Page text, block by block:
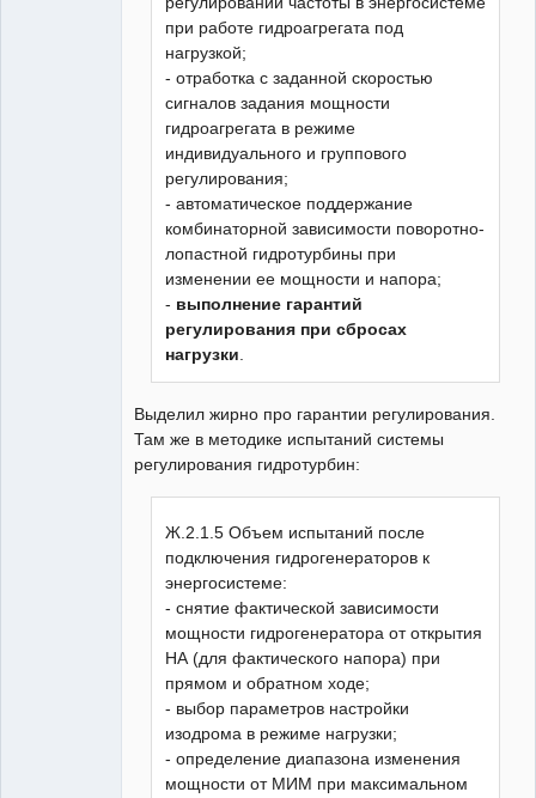
при работе гидроагрегата под
нагрузкой;
- отработка с заданной скоростью
сигналов задания мощности
гидроагрегата в режиме
индивидуального и группового
регулирования;
- автоматическое поддержание
комбинаторной зависимости поворотно-
лопастной гидротурбины при
изменении ее мощности и напора;
- выполнение гарантий
регулирования при сбросах
нагрузки
Выделил жирно про гарантии регулирования.
Там же в методике испытаний системы
регулирования гидротурбин:
Ж.2.1.5 Объем испытаний после
подключения гидрогенераторов к
энергосистеме:
- снятие фактической зависимости
мощности гидрогенератора от открытия
НА (для фактического напора) при
прямом и обратном ходе;
- выбор параметров настройки
изодрома в режиме нагрузки;
- определение диапазона изменения
мощности от МИМ при максимальном